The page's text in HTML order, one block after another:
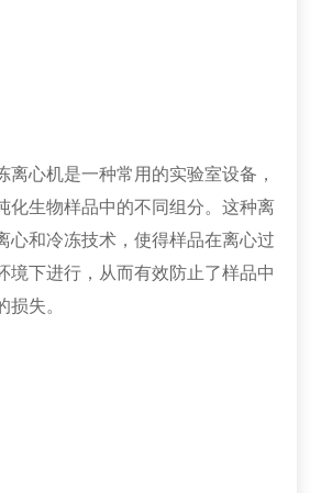
心机是一种常用的实验室设备，
化生物样品中的不同组分。这种离
心和冷冻技术，使得样品在离心过
境下进行，从而有效防止了样品中
损失。